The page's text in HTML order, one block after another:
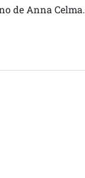
de Anna Celma.